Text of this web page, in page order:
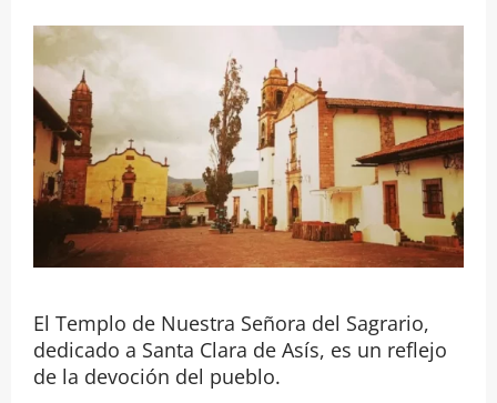
El Templo de Nuestra Señora del Sagrario,
dedicado a Santa Clara de Asís, es un reflejo
de la devoción del pueblo.